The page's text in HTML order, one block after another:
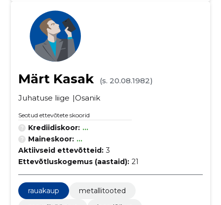
Märt Kasak
(s. 20.08.1982)
Juhatuse liige
Osanik
Seotud ettevõtete skoorid
Krediidiskoor: ...
Maineskoor: ...
Aktiivseid ettevõtteid: 3
Ettevõtluskogemus (aastaid): 21
rauakaup
metallitooted